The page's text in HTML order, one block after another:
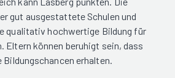
gut ausgestattete Schulen und
qualitativ hochwertige Bildung für
Eltern können beruhigt sein, dass
Bildungschancen erhalten.